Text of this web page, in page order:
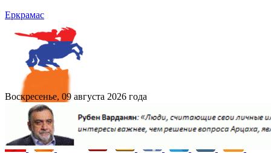
Еркрамас
Воскресенье, 09 августа 2026 года